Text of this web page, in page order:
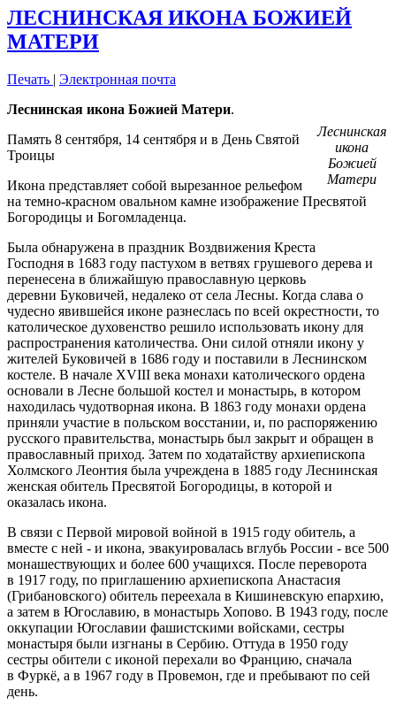
ЛЕСНИНСКАЯ ИКОНА БОЖИЕЙ
МАТЕРИ
Печать | Электронная почта
Леснинская
икона
Божией
Матери
Леснинская икона Божией Матери.
Память 8 сентября, 14 сентября и в День Святой
Троицы
Икона представляет собой вырезанное рельефом
на темно-красном овальном камне изображение Пресвятой
Богородицы и Богомладенца.
Была обнаружена в праздник Воздвижения Креста
Господня в 1683 году пастухом в ветвях грушевого дерева и
перенесена в ближайшую православную церковь
деревни Буковичей, недалеко от села Лесны. Когда слава о
чудесно явившейся иконе разнеслась по всей окрестности, то
католическое духовенство решило использовать икону для
распространения католичества. Они силой отняли икону у
жителей Буковичей в 1686 году и поставили в Леснинском
костеле. В начале XVIII века монахи католического ордена
основали в Лесне большой костел и монастырь, в котором
находилась чудотворная икона. В 1863 году монахи ордена
приняли участие в польском восстании, и, по распоряжению
русского правительства, монастырь был закрыт и обращен в
православный приход. Затем по ходатайству архиепископа
Холмского Леонтия была учреждена в 1885 году Леснинская
женская обитель Пресвятой Богородицы, в которой и
оказалась икона.
В связи с Первой мировой войной в 1915 году обитель, а
вместе с ней - и икона, эвакуировалась вглубь России - все 500
монашествующих и более 600 учащихся. После переворота
в 1917 году, по приглашению архиепископа Анастасия
(Грибановского) обитель переехала в Кишиневскую епархию,
а затем в Югославию, в монастырь Хопово. В 1943 году, после
оккупации Югославии фашистскими войсками, сестры
монастыря были изгнаны в Сербию. Оттуда в 1950 году
сестры обители с иконой перехали во Францию, сначала
в Фуркё, а в 1967 году в Провемон, где и пребывают по сей
день.